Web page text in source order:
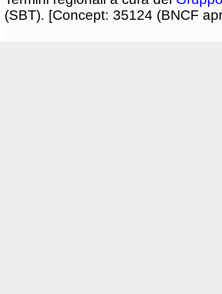
(SBT). [Concept: 35124 (BNCF